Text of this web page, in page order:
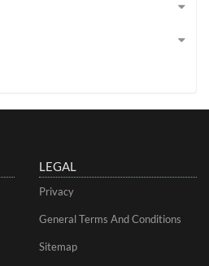
LEGAL
Privacy
General Terms And Conditions
Sitemap